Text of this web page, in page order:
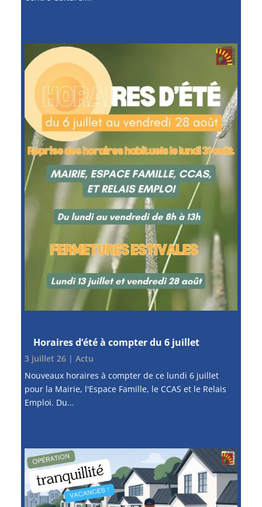
Horaires d’été à compter du 6 juillet
3 juillet 26| Actu
Nouveaux horaires à compter de ce lundi 6 juillet
pour la Mairie, l'Espace Famille, le CCAS et le Relais
Emploi. Du...